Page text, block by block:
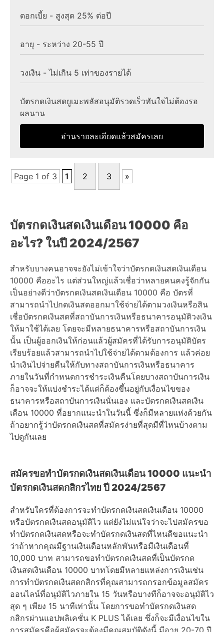
ดอกเบี้ย - สูงสุด 25% ต่อปี
อายุ - ระหว่าง 20-55 ปี
วงเงิน - ไม่เกิน 5 เท่าของรายได้
บัตรกดเงินสดยูเมะพลัสอนุมัติรวดเร็วทันใจไม่ต้องรอ
ผลนาน
อ่านรายละเอียดแล้วสมัครเลย
Page 1 of 3 1 2 3 »
บัตรกดเงินสดเงินเดือน 10000 คือ
อะไร? ในปี 2024/2567
สำหรับบางคนอาจจะยังไม่เข้าใจว่าบัตรกดเงินสดเงินเดือน
10000 คืออะไร แต่ส่วนใหญ่แล้วเชื่อว่าหลายคนคงรู้จักกัน
เป็นอย่างดีว่าบัตรกดเงินสดเงินเดือน 10000 คือ บัตรที่
สามารถนำไปกดเงินสดออกมาใช้จ่ายได้ตามวงเงินหรือสิน
เชื่อบัตรกดเงินสดที่สถาบันการเงินหรือธนาคารอนุมัติวงเงิน
ให้มาใช้ได้เลย โดยจะมีหลายธนาคารหรือสถาบันการเงิน
นั้น เป็นผู้ออกเงินให้ก่อนแล้วผู้สมัครที่ได้รับการอนุมัติบัตร
เรียบร้อยแล้วสามารถนำไปใช้จ่ายได้ตามต้องการ แล้วค่อย
นำเงินไปจ่ายคืนให้กับทางสถาบันการเงินหรือธนาคาร
ภายในวันที่กำหนดการชำระเงินคืนโดยบางสถาบันการเงิน
ก็อาจจะให้แบ่งชำระได้แต่ก็ต้องขึ้นอยู่กับเงื่อนไขของ
ธนาคารหรือสถาบันการเงินนั่นเอง และบัตรกดเงินสดเงิน
เดือน 10000 ที่อยากแนะนำในวันนี้ ซึ่งก็มีหลายแห่งด้วยกัน
ถ้าอยากรู้ว่าบัตรกดเงินสดที่สมัครง่ายที่สุดมีที่ไหนบ้างตาม
ไปดูกันเลย
สมัครขอทำบัตรกดเงินสดเงินเดือน 10000 แนะนำ
บัตรกดเงินสดกสิกรไทย ปี 2024/2567
สำหรับใครที่ต้องการจะทำบัตรกดเงินสดเงินเดือน 10000
หรือบัตรกดเงินสดอนุมัติไว แต่ยังไม่แน่ใจว่าจะไปสมัครขอ
ทำบัตรกดเงินสดหรือจะทำบัตรกดเงินสดที่ไหนดีขอแนะนำ
ว่าถ้าหากคุณมีฐานเงินเดือนหลักพันหรือมีเงินเดือนที่
10,000 บาท สามารถขอทำบัตรกดเงินสดที่เป็นบัตรกด
เงินสดเงินเดือน 10000 บาทโดยมีหลายแหล่งการเงินเช่น
การทําบัตรกดเงินสดกสิกรที่คุณสามารถกรอกข้อมูลสมัคร
ออนไลน์ที่อนุมัติไวภายใน 15 วันหรือบางทีก็อาจจะอนุมัติไว
สุด ๆ เพียง 15 นาทีเท่านั้น โดยการขอทําบัตรกดเงินสด
กสิกรผ่านแอปพลิเคชั่น K PLUS ได้เลย ซึ่งก็จะมีเงื่อนไขใน